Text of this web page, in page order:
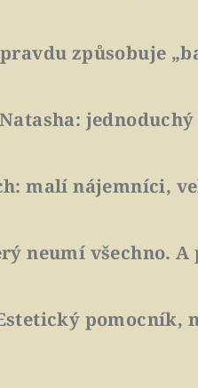
způsobuje
malí nájemníci,
neumí všechno.
pomocník,